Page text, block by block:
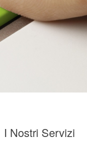
I Nostri Servizi